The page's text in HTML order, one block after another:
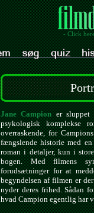
- Click
Jane Campioner sluppet
psykologisk komplekse
overraskende, for
fængslende historie med
roman i detaljer, kun i
bogen. Med filmens
forudsætninger for at
begyndelsen af filmen er
nyder deres frihed. Sådan
hvad Campion egentlig har